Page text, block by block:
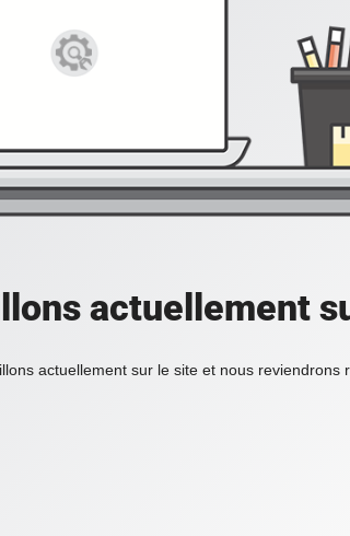
actuellement
actuellement sur le site et nous reviendrons